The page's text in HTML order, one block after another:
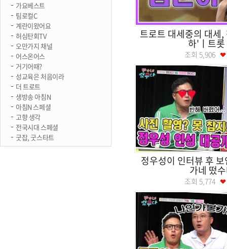
가요베스트
팀로컬C
계란이왔어요
허심탄회TV
오만가지 채널
어스온어스
거기어때?
성교육은 처음이라
더 트로트
생방송 아침N
아침N 스페셜
고향 생각
전국시대 스페셜
굿잡, 굿스타트
트로트 대세중의 대세
하'ㅣ트
조회 5,906
정우성이 인터뷰 후
가네 떴
조회 5,774